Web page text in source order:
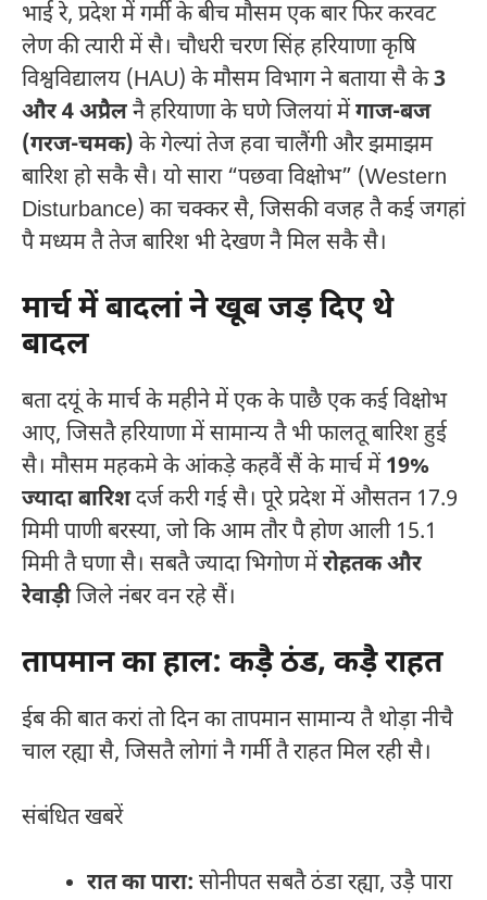
भाई रे, प्रदेश में गर्मी के बीच मौसम एक बार फिर करवट
लेण की त्यारी में सै। चौधरी चरण सिंह हरियाणा कृषि
विश्वविद्यालय (HAU) के मौसम विभाग ने बताया सै के3
और 4 अप्रैलनै हरियाणा के घणे जिलयां मेंगाज-बज
(गरज-चमक) के गेल्यां तेज हवा चालैंगी और झमाझम
बारिश हो सकै सै। यो सारा “पछवा विक्षोभ” (Western
Disturbance) का चक्कर सै, जिसकी वजह तै कई जगहां
पै मध्यम तै तेज बारिश भी देखण नै मिल सकै सै।
मार्च में बादलां ने खूब जड़ दिए थे
बादल
बता दयूं के मार्च के महीने में एक के पाछै एक कई विक्षोभ
आए, जिसतै हरियाणा में सामान्य तै भी फालतू बारिश हुई
सै। मौसम महकमे के आंकड़े कहवैं सैं के मार्च में19%
ज्यादा बारिशदर्ज करी गई सै। पूरे प्रदेश में औसतन 17.9
मिमी पाणी बरस्या, जो कि आम तौर पै होण आली 15.1
मिमी तै घणा सै। सबतै ज्यादा भिगोण मेंरोहतक और
रेवाड़ीजिले नंबर वन रहे सैं।
तापमान का हाल: कड़ै ठंड, कड़ै राहत
ईब की बात करां तो दिन का तापमान सामान्य तै थोड़ा नीचै
चाल रह्या सै, जिसतै लोगां नै गर्मी तै राहत मिल रही सै।
संबंधित खबरें
रात का पारा: सोनीपत सबतै ठंडा रह्या, उड़ै पारा